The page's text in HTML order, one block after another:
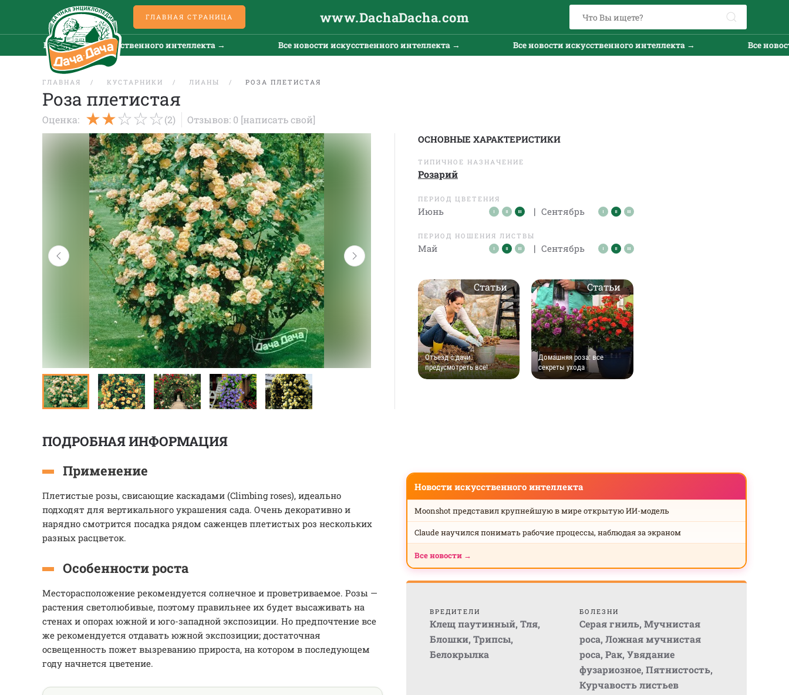
ГЛАВНАЯ СТРАНИЦА www.DachaDacha.com
Все новости искусственного интеллекта → Все новости искусственного интеллекта → Все новости искусственного интеллекта → Все новости
ГЛАВНАЯ КУСТАРНИКИ ЛИАНЫ РОЗА ПЛЕТИСТАЯ
Роза плетистая
Оценка: (2) Отзывов: 0 [написать свой]
ОСНОВНЫЕ ХАРАКТЕРИСТИКИ
ТИПИЧНОЕ НАЗНАЧЕНИЕ
Розарий
ПЕРИОД ЦВЕТЕНИЯ
Июнь | Сентябрь
ПЕРИОД НОШЕНИЯ ЛИСТВЫ
Май | Сентябрь
Отъезд с дачи:
предусмотреть все!
Статьи
Домашняя роза: все
секреты ухода
Статьи
ПОДРОБНАЯ ИНФОРМАЦИЯ
Применение
Плетистые розы, свисающие каскадами (Climbing roses), идеально
подходят для вертикального украшения сада. Очень декоративно и
нарядно смотрится посадка рядом саженцев плетистых роз нескольких
разных расцветок.
Особенности роста
Месторасположение рекомендуется солнечное и проветриваемое. Розы —
растения светолюбивые, поэтому правильнее их будет высаживать на
стенах и опорах южной и юго-западной экспозиции. Но предпочтение все
же рекомендуется отдавать южной экспозиции; достаточная
освещенность пожет вызреванию прироста, на котором в последующем
году начнется цветение.
Новости искусственного интеллекта
Moonshot представил крупнейшую в мире открытую ИИ-модель
Claude научился понимать рабочие процессы, наблюдая за экраном
Все новости →
ВРЕДИТЕЛИ
Клещ паутинный, Тля,
Блошки, Трипсы,
Белокрылка
БОЛЕЗНИ
Серая гниль, Мучнистая
роса, Ложная мучнистая
роса, Рак, Увядание
фузариозное, Пятнистость,
Курчавость листьев